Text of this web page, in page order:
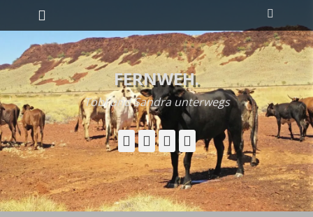
Inhalt
Primäres Menü
FERNWEH.
Tobi und Sandra unterwegs
Facebook
Googleplus
YouTubeInstagram